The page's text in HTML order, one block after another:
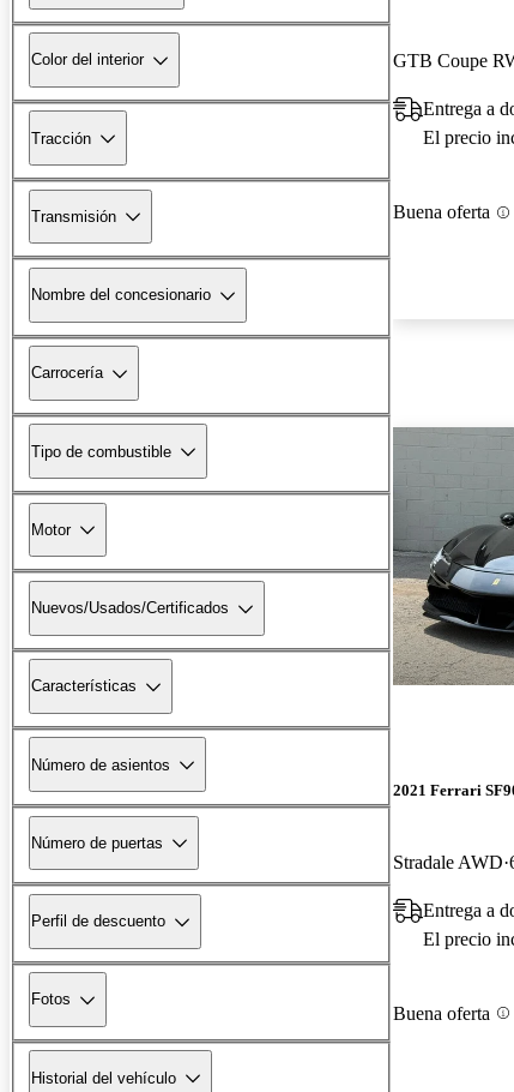
Color del interior
Tracción
Transmisión
Nombre del concesionario
Carrocería
Tipo de combustible
Motor
Nuevos/Usados/Certificados
Características
Número de asientos
Número de puertas
Perfil de descuento
Fotos
Historial del vehículo
GTB Coupe
Entrega a
El precio
Buena oferta
2021 Ferrari
Stradale AWD
Entrega a
El precio
Buena oferta